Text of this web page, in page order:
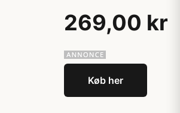
269,00 kr
Køb her